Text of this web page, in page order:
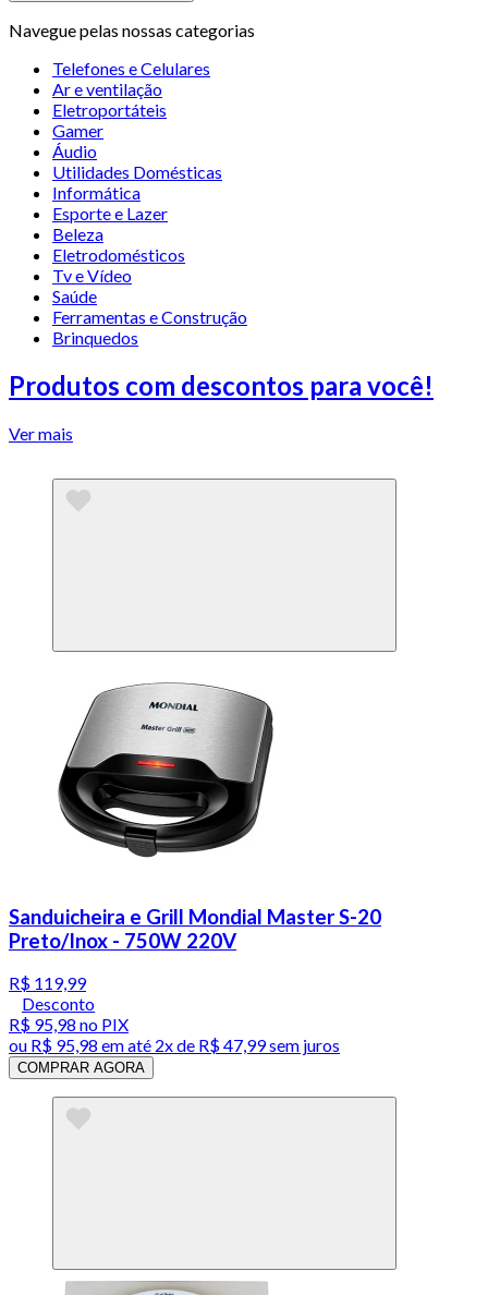
Navegue pelas nossas categorias
Telefones e Celulares
Ar e ventilação
Eletroportáteis
Gamer
Áudio
Utilidades Domésticas
Informática
Esporte e Lazer
Beleza
Eletrodomésticos
Tv e Vídeo
Saúde
Ferramentas e Construção
Brinquedos
Produtos com descontos para você!
Ver mais
Sanduicheira e Grill Mondial Master S-20
Preto/Inox - 750W 220V
R$ 119,99
Desconto
R$ 95,98 no PIX
ou R$ 95,98 em até 2x de R$ 47,99 sem juros
COMPRAR AGORA